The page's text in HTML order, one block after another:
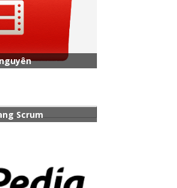
Scrum